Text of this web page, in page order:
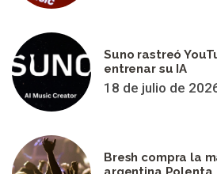
Suno rastreó
entrenar su IA
18 de julio de
Bresh compra la